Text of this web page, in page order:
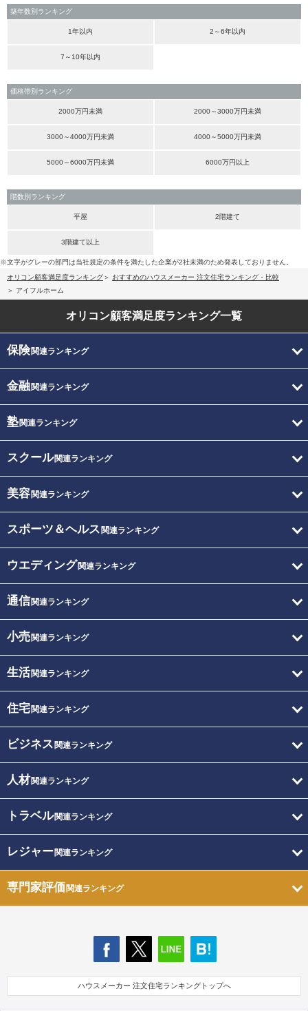
築年数別ランキング
1年以内 2～6年以内
7～10年以内
価格帯別ランキング
2000万円未満 2000～3000万円未満
3000～4000万円未満 4000～5000万円未満
5000～6000万円未満 6000万円以上
階数別ランキング
平屋 2階建て
3階建て以上
※文字がグレーの部門は当社規定の条件を満たした企業が2社未満のため発表しておりません。
オリコン顧客満足度ランキング
おすすめのハウスメーカー 注文住宅ランキング・比較
アイフルホーム
オリコン顧客満足度ランキング一覧
保険関連ランキング
金融関連ランキング
塾関連ランキング
スクール関連ランキング
美容関連ランキング
スポーツ＆ヘルス 関連ランキング
ウエディング関連ランキング
通信関連ランキング
小売関連ランキング
生活関連ランキング
住宅関連ランキング
ビジネス 関連ランキング
人材関連ランキング
トラベル関連ランキング
レジャー関連ランキング
専門家評価関連ランキング
ハウスメーカー 注文住宅ランキングトップへ